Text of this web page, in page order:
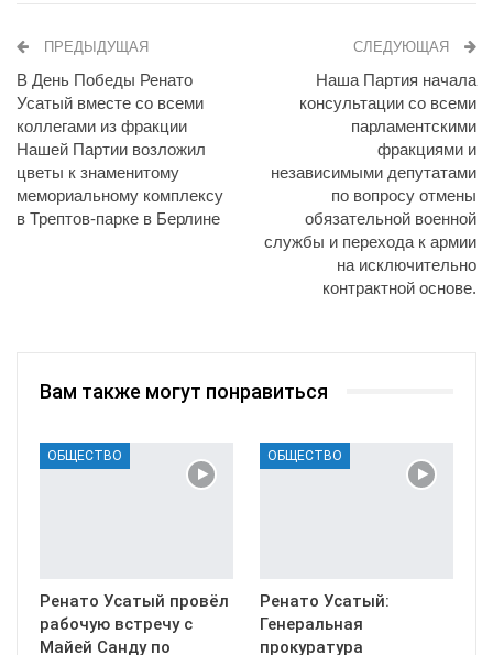
ПРЕДЫДУЩАЯ
В День Победы Ренато
Усатый вместе со всеми
коллегами из фракции
Нашей Партии возложил
цветы к знаменитому
мемориальному комплексу
в Трептов-парке в Берлине
СЛЕДУЮЩАЯ
Наша Партия начала
консультации со всеми
парламентскими
фракциями и
независимыми депутатами
по вопросу отмены
обязательной военной
службы и перехода к армии
на исключительно
контрактной основе.
Вам также могут понравиться
ОБЩЕСТВО
Ренато Усатый провёл
рабочую встречу с
Майей Санду по
ОБЩЕСТВО
Ренато Усатый:
Генеральная
прокуратура